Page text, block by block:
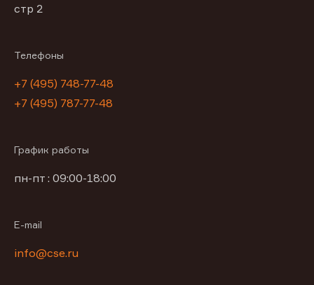
стр 2
Телефоны
+7 (495) 748-77-48
+7 (495) 787-77-48
График работы
пн-пт : 09:00-18:00
E-mail
info@cse.ru